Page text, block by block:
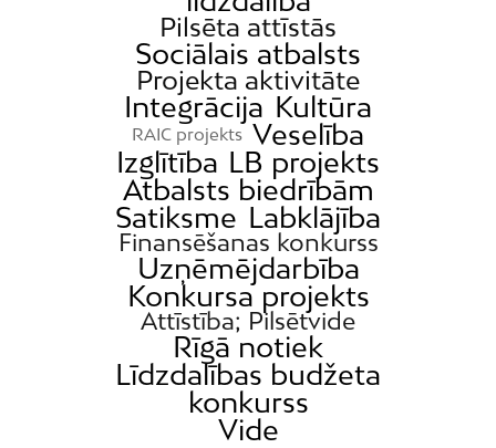
Pilsēta attīstās
Sociālais atbalsts
Projekta aktivitāte
Integrācija Kultūra
RAIC projekts Veselība
Izglītība LB projekts
Atbalsts biedrībām
Satiksme Labklājība
Finansēšanas konkurss
Uzņēmējdarbība
Konkursa projekts
Attīstība; Pilsētvide
Rīgā notiek
Līdzdalības budžeta
konkurss
Vide